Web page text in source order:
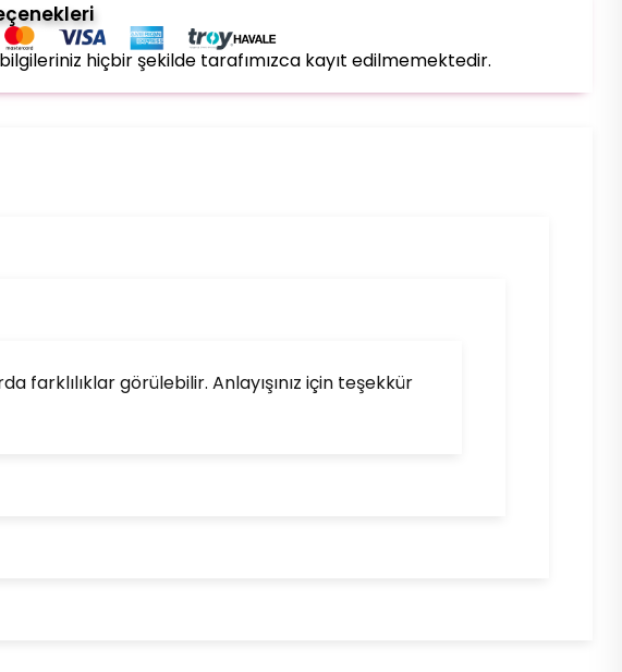
hiçbir şekilde tarafımızca kayıt edilmemektedir.
görülebilir. Anlayışınız için teşekkür